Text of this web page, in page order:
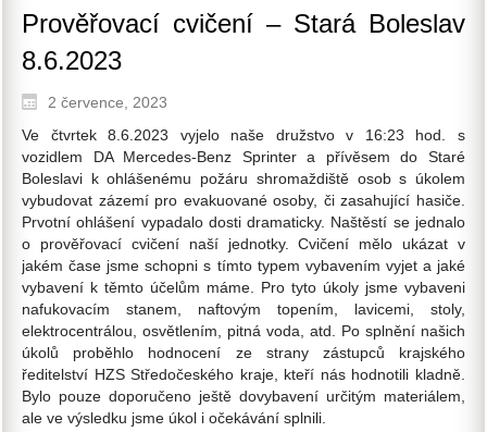
Prověřovací cvičení – Stará Boleslav
8.6.2023
2 července, 2023
Ve čtvrtek 8.6.2023 vyjelo naše družstvo v 16:23 hod. s
vozidlem DA Mercedes-Benz Sprinter a přívěsem do Staré
Boleslavi k ohlášenému požáru shromaždiště osob s úkolem
vybudovat zázemí pro evakuované osoby, či zasahující hasiče.
Prvotní ohlášení vypadalo dosti dramaticky. Naštěstí se jednalo
o prověřovací cvičení naší jednotky. Cvičení mělo ukázat v
jakém čase jsme schopni s tímto typem vybavením vyjet a jaké
vybavení k těmto účelům máme. Pro tyto úkoly jsme vybaveni
nafukovacím stanem, naftovým topením, lavicemi, stoly,
elektrocentrálou, osvětlením, pitná voda, atd. Po splnění našich
úkolů proběhlo hodnocení ze strany zástupců krajského
ředitelství HZS Středočeského kraje, kteří nás hodnotili kladně.
Bylo pouze doporučeno ještě dovybavení určitým materiálem,
ale ve výsledku jsme úkol i očekávání splnili.